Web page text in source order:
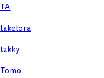
TA
taketora
takky
Tomo